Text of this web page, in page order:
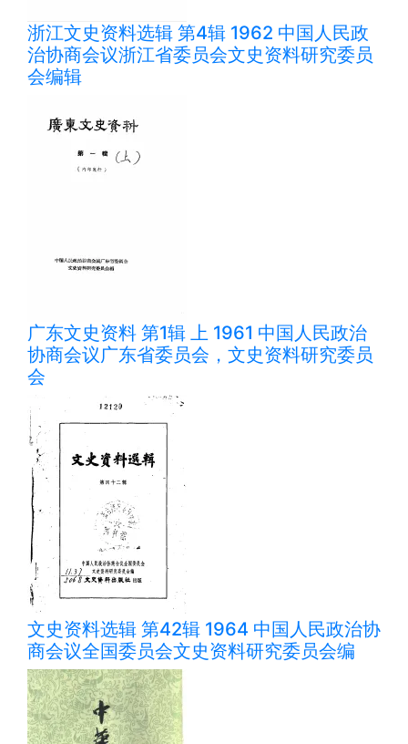
浙江文史资料选辑 第4辑 1962 中国人民政
治协商会议浙江省委员会文史资料研究委员
会编辑
广东文史资料 第1辑 上 1961 中国人民政治
协商会议广东省委员会，文史资料研究委员
会
文史资料选辑 第42辑 1964 中国人民政治协
商会议全国委员会文史资料研究委员会编